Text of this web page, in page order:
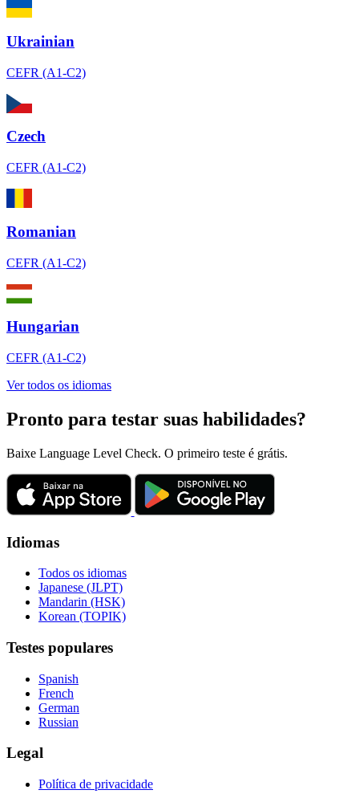
Ukrainian
CEFR (A1-C2)
Czech
CEFR (A1-C2)
Romanian
CEFR (A1-C2)
Hungarian
CEFR (A1-C2)
Ver todos os idiomas
Pronto para testar suas habilidades?
Baixe Language Level Check. O primeiro teste é grátis.
Idiomas
Todos os idiomas
Japanese (JLPT)
Mandarin (HSK)
Korean (TOPIK)
Testes populares
Spanish
French
German
Russian
Legal
Política de privacidade